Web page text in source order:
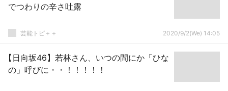
でつわりの辛さ吐露
芸能トピ＋＋ 2020/9/2(We) 14:05
【日向坂46】若林さん、いつの間にか「ひな
の」呼びに・・！！！！！